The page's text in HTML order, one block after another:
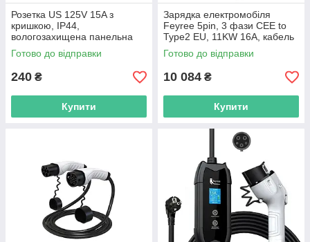
Розетка US 125V 15A з
кришкою, IP44,
вологозахищена панельна
для американської вилки
Готово до відправки
240 ₴
Купити
Зарядка електромобіля
Feyree 5pin, 3 фази CEE to
Type2 EU, 11KW 16A, кабель
5м, з сумкою, з WiFi та APP
керуванням
Готово до відправки
10 084 ₴
Купити